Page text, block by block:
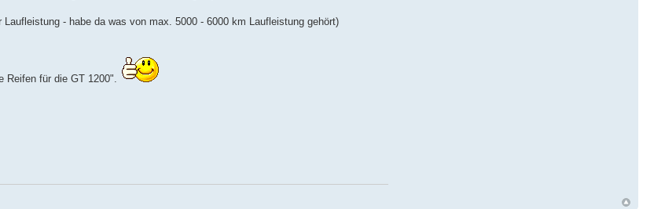
- habe da was von max. 5000 - 6000 km Laufleistung gehört)
Reifen für die GT 1200".